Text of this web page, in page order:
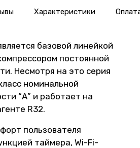
Характеристики
базовой линейкой
постоянной
Несмотря на это серия
номинальной
“А” и работает на
R32.
пользователя
таймера, Wi-Fi-